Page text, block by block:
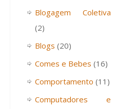
Blogagem Coletiva
(2)
Blogs (20)
Comes e Bebes (16)
Comportamento (11)
Computadores e